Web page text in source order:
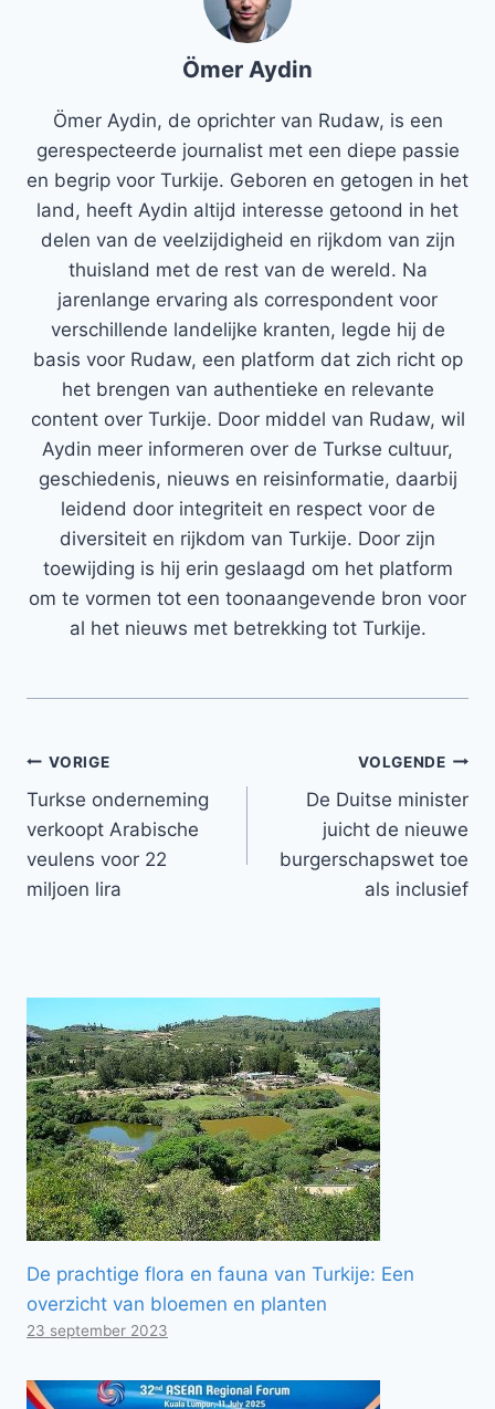
Ömer Aydin
Ömer Aydin, de oprichter van Rudaw, is een
gerespecteerde journalist met een diepe passie
en begrip voor Turkije. Geboren en getogen in het
land, heeft Aydin altijd interesse getoond in het
delen van de veelzijdigheid en rijkdom van zijn
thuisland met de rest van de wereld. Na
jarenlange ervaring als correspondent voor
verschillende landelijke kranten, legde hij de
basis voor Rudaw, een platform dat zich richt op
het brengen van authentieke en relevante
content over Turkije. Door middel van Rudaw, wil
Aydin meer informeren over de Turkse cultuur,
geschiedenis, nieuws en reisinformatie, daarbij
leidend door integriteit en respect voor de
diversiteit en rijkdom van Turkije. Door zijn
toewijding is hij erin geslaagd om het platform
om te vormen tot een toonaangevende bron voor
al het nieuws met betrekking tot Turkije.
Bericht
navigatie
VORIGE
Turkse onderneming
verkoopt Arabische
veulens voor 22
miljoen lira
VOLGENDE
De Duitse minister
juicht de nieuwe
burgerschapswet toe
als inclusief
De prachtige flora en fauna van Turkije: Een
overzicht van bloemen en planten
23 september 2023